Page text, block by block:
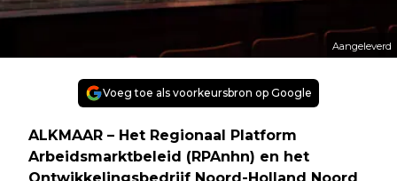
Aangeleverd
Voeg toe als voorkeursbron op Google
ALKMAAR – Het Regionaal Platform
Arbeidsmarktbeleid (RPAnhn) en het
Ontwikkelingsbedrijf Noord-Holland Noord